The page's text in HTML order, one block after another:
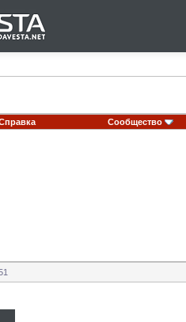
Сообщество